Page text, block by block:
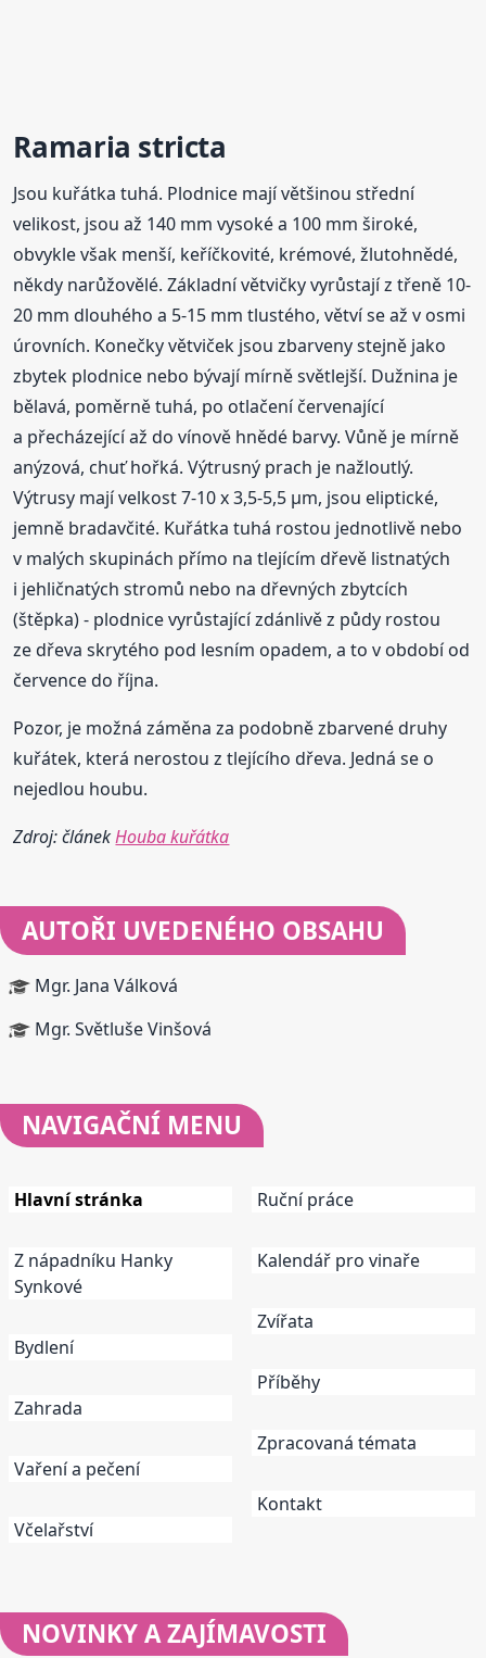
Ramaria stricta
Jsou kuřátka tuhá. Plodnice mají většinou střední
velikost, jsou až 140 mm vysoké a 100 mm široké,
obvykle však menší, keříčkovité, krémové, žlutohnědé,
někdy narůžovělé. Základní větvičky vyrůstají z třeně 10-
20 mm dlouhého a 5-15 mm tlustého, větví se až v osmi
úrovních. Konečky větviček jsou zbarveny stejně jako
zbytek plodnice nebo bývají mírně světlejší. Dužnina je
bělavá, poměrně tuhá, po otlačení červenající
a přecházející až do vínově hnědé barvy. Vůně je mírně
anýzová, chuť hořká. Výtrusný prach je nažloutlý.
Výtrusy mají velkost 7-10 x 3,5-5,5 µm, jsou eliptické,
jemně bradavčité. Kuřátka tuhá rostou jednotlivě nebo
v malých skupinách přímo na tlejícím dřevě listnatých
i jehličnatých stromů nebo na dřevných zbytcích
(štěpka) - plodnice vyrůstající zdánlivě z půdy rostou
ze dřeva skrytého pod lesním opadem, a to v období od
července do října.
Pozor, je možná záměna za podobně zbarvené druhy
kuřátek, která nerostou z tlejícího dřeva. Jedná se o
nejedlou houbu.
Zdroj: článekHouba kuřátka
AUTOŘI UVEDENÉHO OBSAHU
Mgr. Jana Válková
Mgr. Světluše Vinšová
NAVIGAČNÍ MENU
Hlavní stránka
Z nápadníku Hanky
Synkové
Bydlení
Zahrada
Vaření a pečení
Včelařství
Ruční práce
Kalendář pro vinaře
Zvířata
Příběhy
Zpracovaná témata
Kontakt
NOVINKYA ZAJÍMAVOSTI